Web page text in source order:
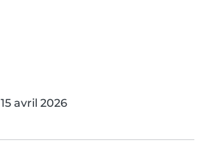
15 avril 2026